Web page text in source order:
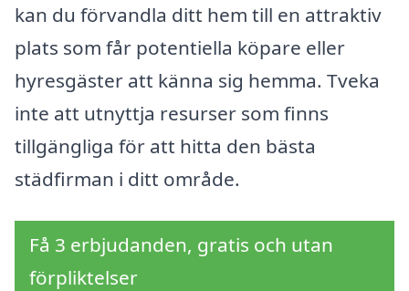
kan du förvandla ditt hem till en attraktiv
plats som får potentiella köpare eller
hyresgäster att känna sig hemma. Tveka
inte att utnyttja resurser som finns
tillgängliga för att hitta den bästa
städfirman i ditt område.
Få 3 erbjudanden, gratis och utan
förpliktelser